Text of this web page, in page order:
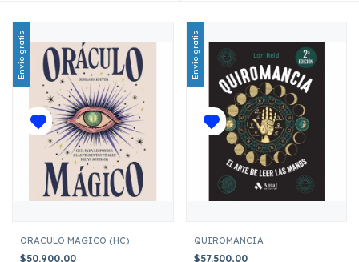
Envío gratis
ORACULO MAGICO (HC)
$50.900,00
Envío gratis
QUIROMANCIA
$57.500,00